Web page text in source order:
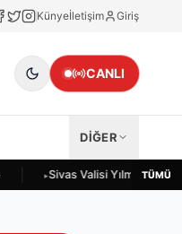
Künyeİletişim Giriş
CANLI
DİĞER
Sivas Valisi Yılmaz TÜMÜ